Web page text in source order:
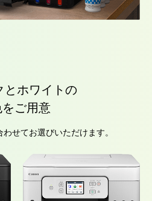
とホワイトの
ご用意
せてお選びいただけます。